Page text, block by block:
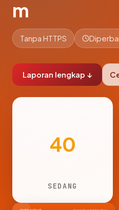
m
Tanpa HTTPS
Laporan lengkap ↓
40
SEDANG